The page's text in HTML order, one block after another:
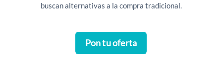
buscan alternativas a la compra tradicional.
Pon tu oferta